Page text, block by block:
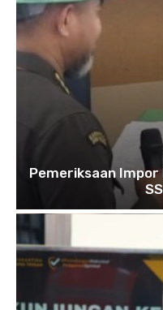
Pemeriksaan Impor